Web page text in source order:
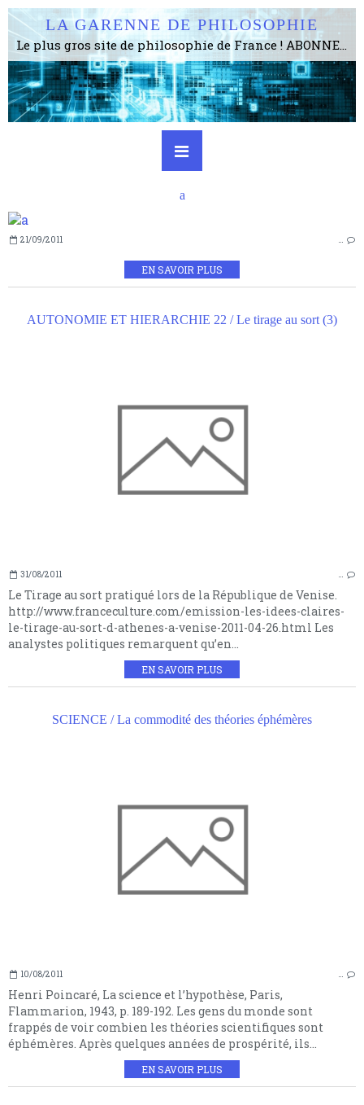
LA GARENNE DE PHILOSOPHIE
Le plus gros site de philosophie de France ! ABONNEZ-VOUS ! 4115 Articles, 1634 abonné·e·s, depuis 2006 . . . . . . . . 2 852 214 pages vues jusqu'à présent. Prestance et être apte à un plus grand nombre de choses.
a
21/09/2011 …
EN SAVOIR PLUS
AUTONOMIE ET HIERARCHIE 22 / Le tirage au sort (3)
31/08/2011 …
Le Tirage au sort pratiqué lors de la République de Venise.
http://www.franceculture.com/emission-les-idees-claires-
le-tirage-au-sort-d-athenes-a-venise-2011-04-26.html Les
analystes politiques remarquent qu’en...
EN SAVOIR PLUS
SCIENCE / La commodité des théories éphémères
10/08/2011 …
Henri Poincaré, La science et l’hypothèse, Paris,
Flammarion, 1943, p. 189-192. Les gens du monde sont
frappés de voir combien les théories scientifiques sont
éphémères. Après quelques années de prospérité, ils...
EN SAVOIR PLUS